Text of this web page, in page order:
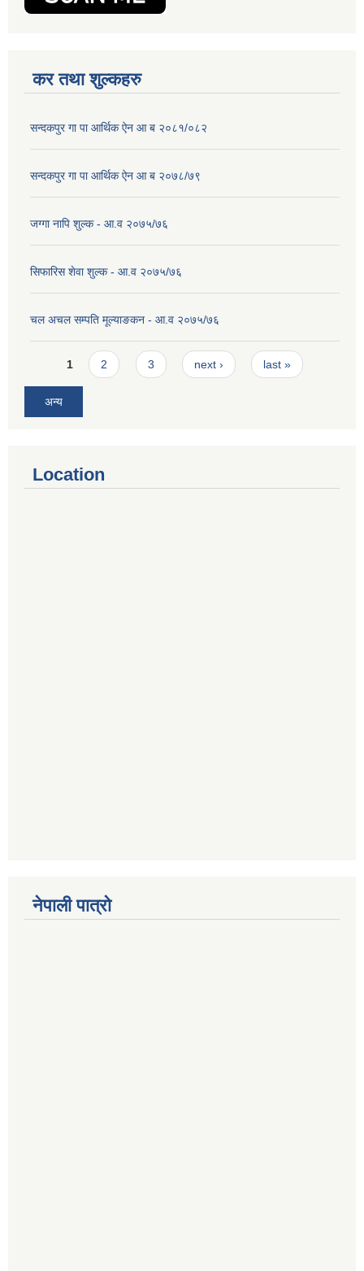
कर तथा शुल्कहरु
सन्दकपुर गा पा आर्थिक ऐन आ ब २०८१/०८२
सन्दकपुर गा पा आर्थिक ऐन आ ब २०७८/७९
जग्गा नापि शुल्क - आ.व २०७५/७६
सिफारिस शेवा शुल्क - आ.व २०७५/७६
चल अचल सम्पति मूल्याङकन - आ.व २०७५/७६
Pages
1 2 3 next › last »
अन्य
Location
नेपाली पात्रो